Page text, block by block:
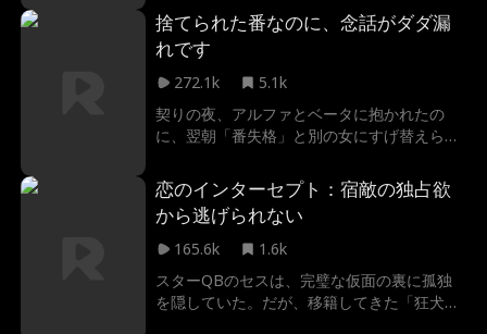
闇、すべてを抱えた彼の愛は、狂気にも似て
いた——。 「私はただの遊び？」そう思っ
ていた彼女が知るのは、愛という名の中毒。
捨てられた番なのに、念話がダダ漏
れです
272.1k
5.1k
契りの夜、アルファとベータに抱かれたの
に、翌朝「番失格」と別の女にすげ替えられ
け伝わってくる。新しい番には聞こえないの
に、私だけがこの絆を感じるのはなぜ！？
恋のインターセプト：宿敵の独占欲
から逃げられない
165.6k
1.6k
スターQBのセスは、完璧な仮面の裏に孤独
を隠していた。だが、移籍してきた「狂犬」